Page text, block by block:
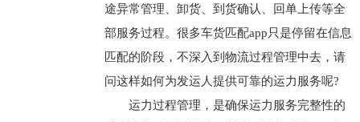
途异常管理、卸货、到货确认、回单上传等全
部服务过程。很多车货匹配app只是停留在信息
匹配的阶段，不深入到物流过程管理中去，请
问这样如何为发运人提供可靠的运力服务呢?
运力过程管理，是确保运力服务完整性的